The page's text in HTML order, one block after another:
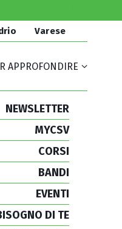
Varese
APPROFONDIRE
NEWSLETTER
MYCSV
CORSI
BANDI
EVENTI
DI TE